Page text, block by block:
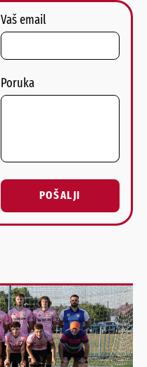
Vaš email
Poruka
POŠALJI
Alternative: